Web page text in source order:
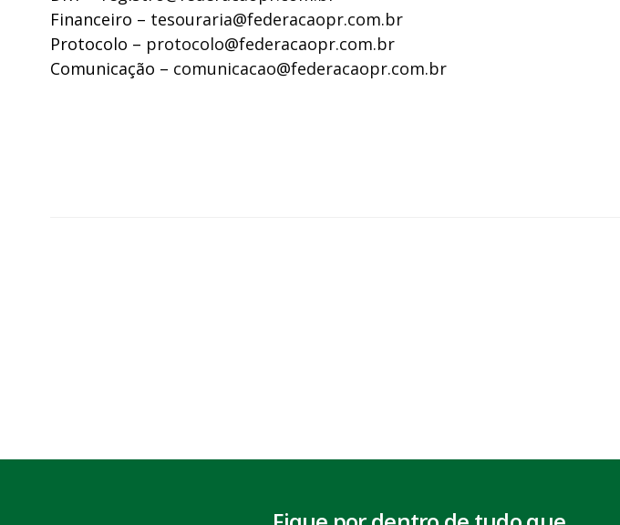
Financeiro – tesouraria@federacaopr.com.br
Protocolo – protocolo@federacaopr.com.br
Comunicação – comunicacao@federacaopr.com.br